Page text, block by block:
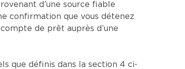
d’une source fiable
confirmation que vous détenez
de prêt auprès d’une
que définis dans la section 4 ci-